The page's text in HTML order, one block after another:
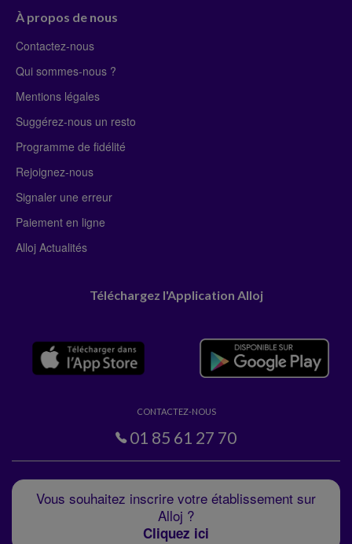
À propos de nous
Contactez-nous
Qui sommes-nous ?
Mentions légales
Suggérez-nous un resto
Programme de fidélité
Rejoignez-nous
Signaler une erreur
Paiement en ligne
Alloj Actualités
Téléchargez l'Application Alloj
CONTACTEZ-NOUS
01 85 61 27 70
Vous souhaitez inscrire votre établissement sur
Alloj ?
Cliquez ici